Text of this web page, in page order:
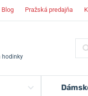
Blog Pražská predajňa
hodinky